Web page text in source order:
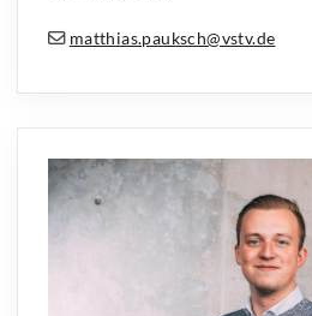
matthias.pauksch@vstv.de